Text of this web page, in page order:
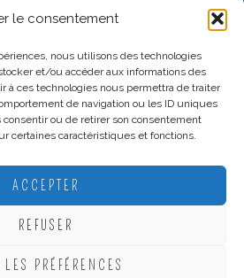
le consentement
nous utilisons des technologies
et/ou accéder aux informations des
à ces technologies nous permettra de traiter
de navigation ou les ID uniques
ou de retirer son consentement
certaines caractéristiques et fonctions.
ACCEPTER
REFUSER
PRÉFÉRENCES
légales
CGV
De Confidentialité
Plan du site